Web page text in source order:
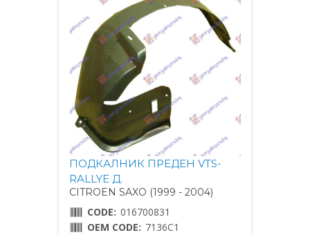
ПОДКАЛНИК ПРЕДЕН VTS-
RALLYE Д.
CITROEN SAXO (1999 - 2004)
CODE: 016700831
OEM CODE: 7136C1